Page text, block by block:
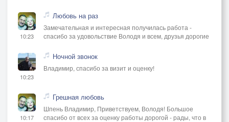
10:23
Любовь на раз
Замечательная и интересная получилась работа -
спасибо за удовольствие Володя и всем, друзья дорогие
10:23
Ночной звонок
Владимир, спасибо за визит и оценку!
10:17
Грешная любовь
Шпень Владимир, Приветствуем, Володя! Большое
спасибо от всех за оценку работы дорогой - рады, что в